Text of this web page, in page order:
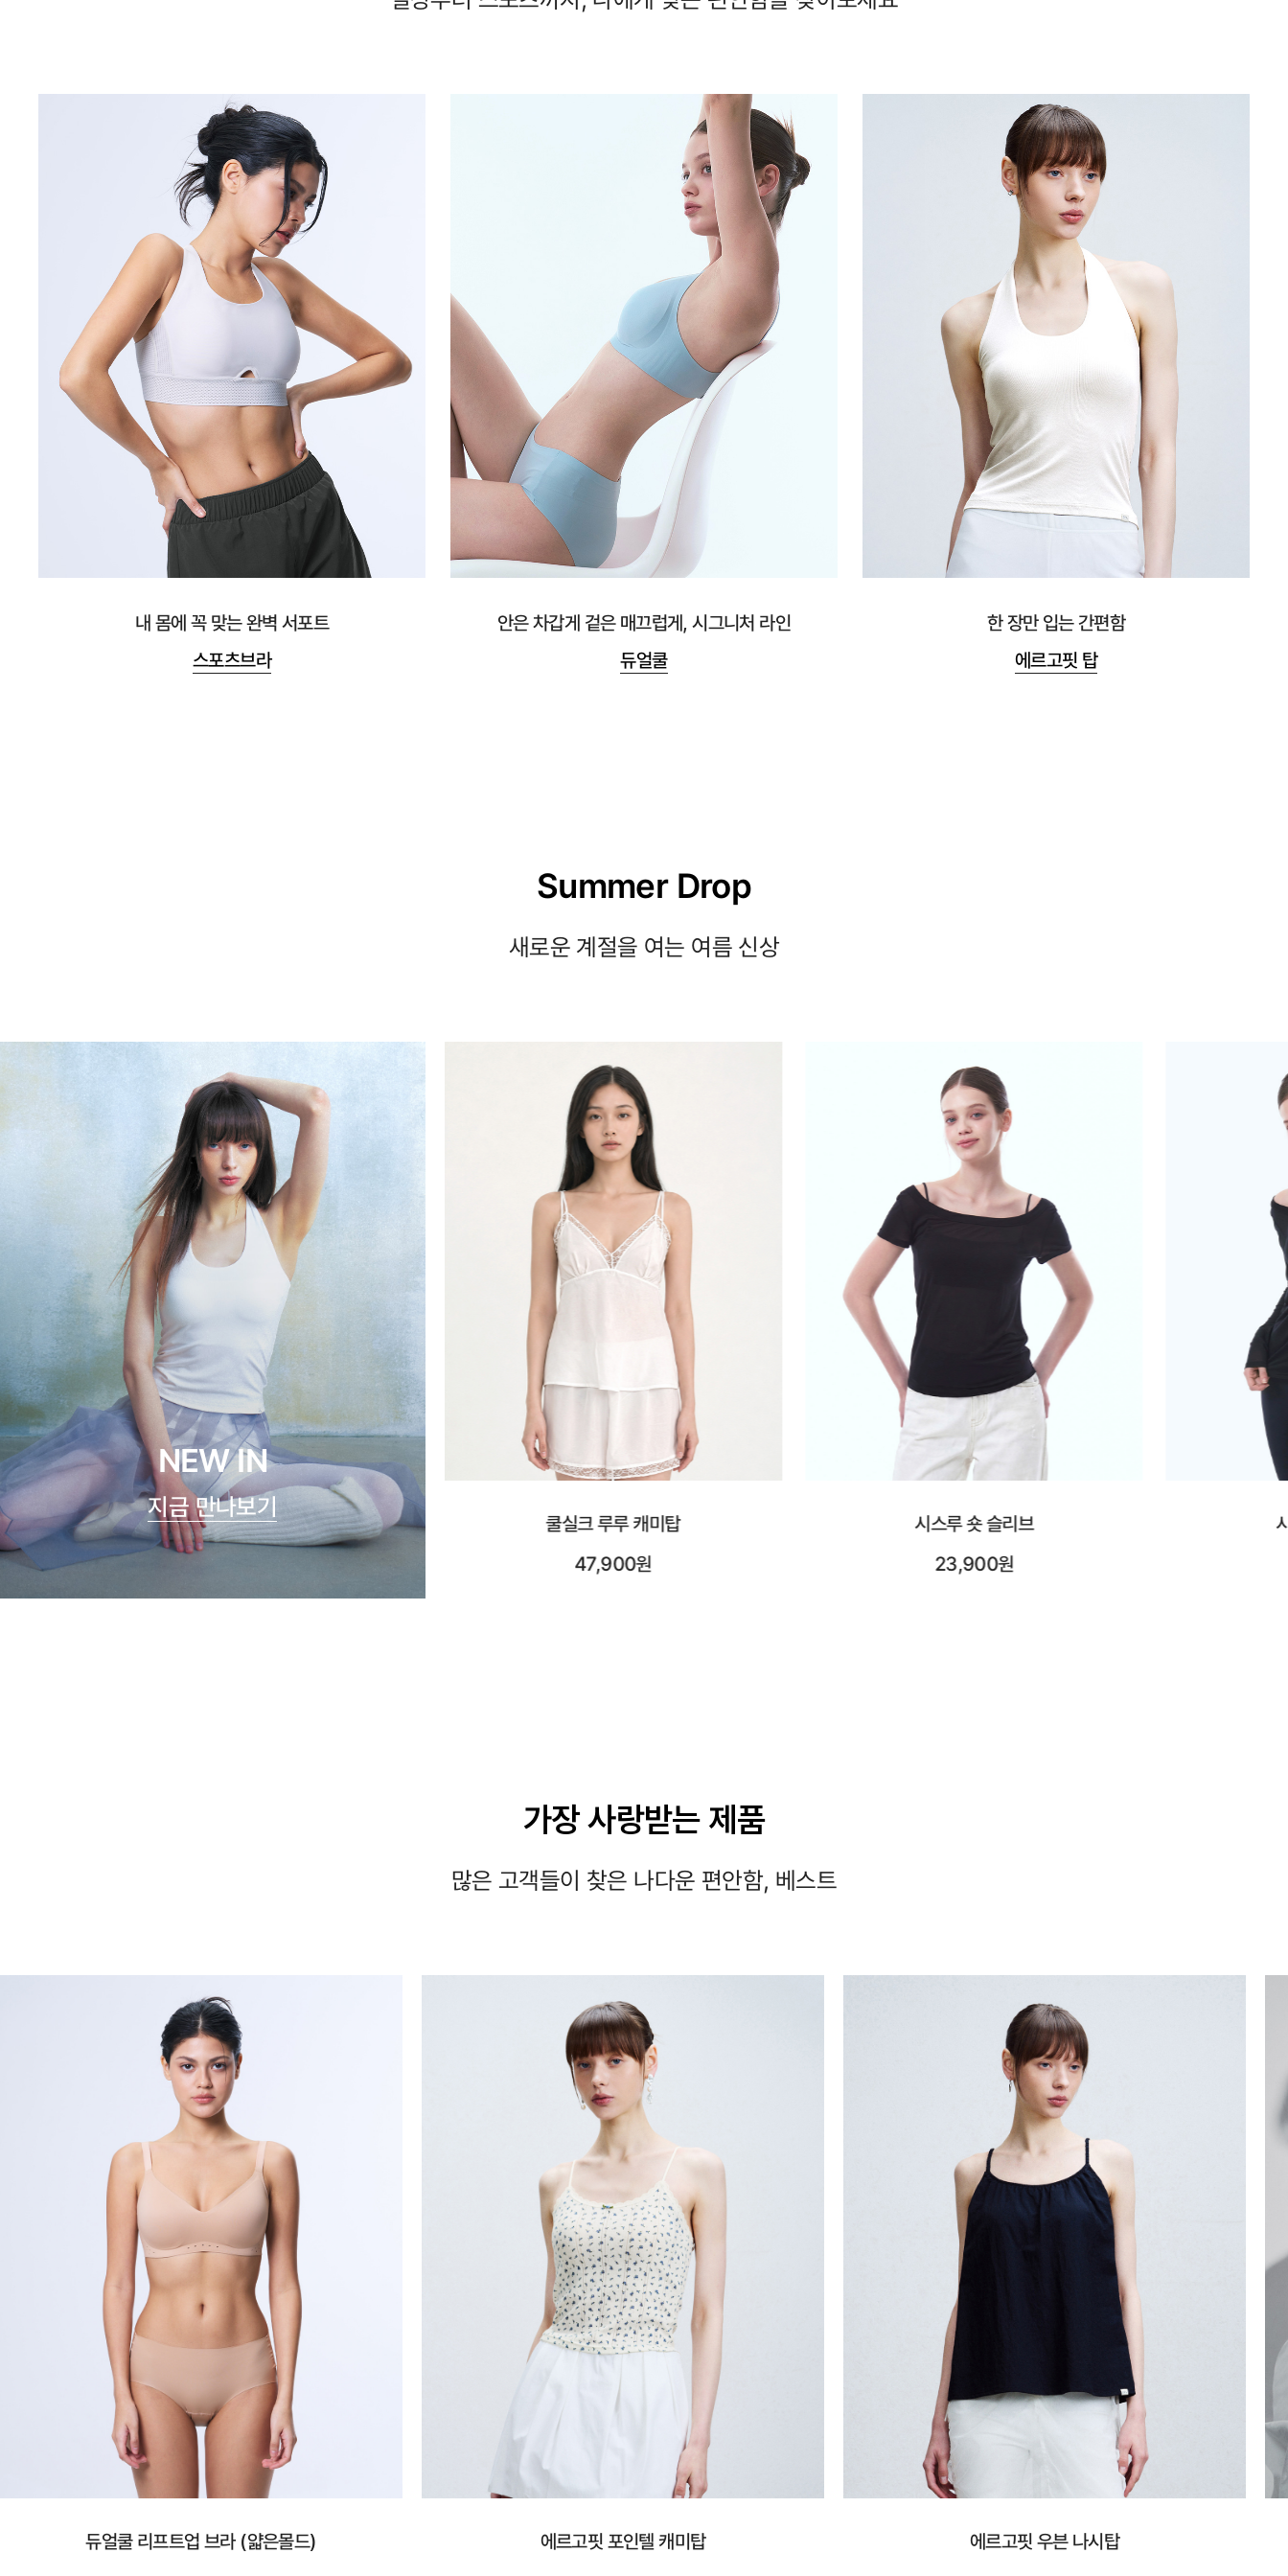
내 몸에 꼭 맞는 완벽 서포트
스포츠브라
안은 차갑게 겉은 매끄럽게, 시그니처 라인
듀얼쿨
한 장만 입는 간편함
에르고핏 탑
Summer Drop
새로운 계절을 여는 여름 신상
NEW IN
지금 만나보기
쿨실크 루루 캐미탑
시스루 숏 슬리브
23,900원
시스루 롱 슬리브
25,900원
시
가장 사랑받는 제품
많은 고객들이 찾은 나다운 편안함, 베스트
듀얼쿨 리프트업 브라 (얇은몰드) 에르고핏 포인텔 캐미탑 에르고핏 우븐 나시탑